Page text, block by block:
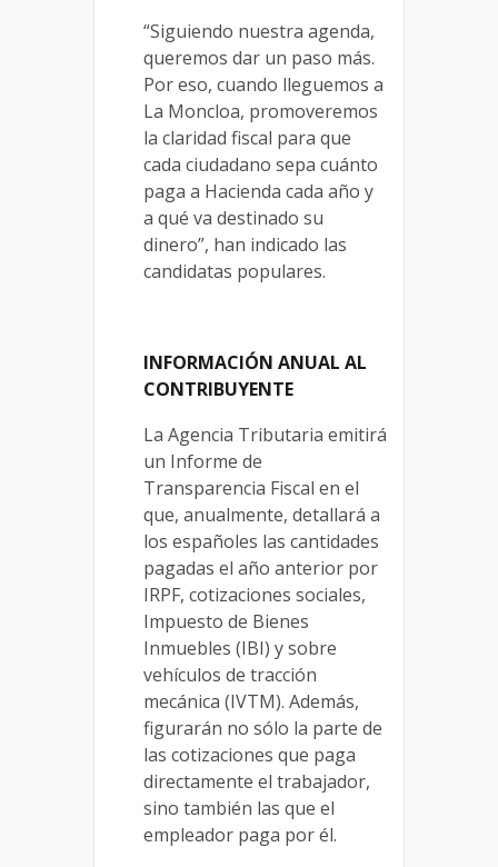
“Siguiendo nuestra agenda,
queremos dar un paso más.
Por eso, cuando lleguemos a
La Moncloa, promoveremos
la claridad fiscal para que
cada ciudadano sepa cuánto
paga a Hacienda cada año y
a qué va destinado su
dinero”, han indicado las
candidatas populares.
INFORMACIÓN ANUAL AL
CONTRIBUYENTE
La Agencia Tributaria emitirá
un Informe de
Transparencia Fiscal en el
que, anualmente, detallará a
los españoles las cantidades
pagadas el año anterior por
IRPF, cotizaciones sociales,
Impuesto de Bienes
Inmuebles (IBI) y sobre
vehículos de tracción
mecánica (IVTM). Además,
figurarán no sólo la parte de
las cotizaciones que paga
directamente el trabajador,
sino también las que el
empleador paga por él.